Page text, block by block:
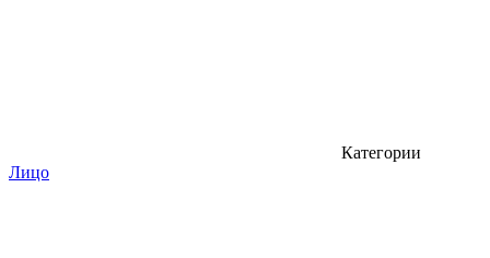
Категории
Лицо